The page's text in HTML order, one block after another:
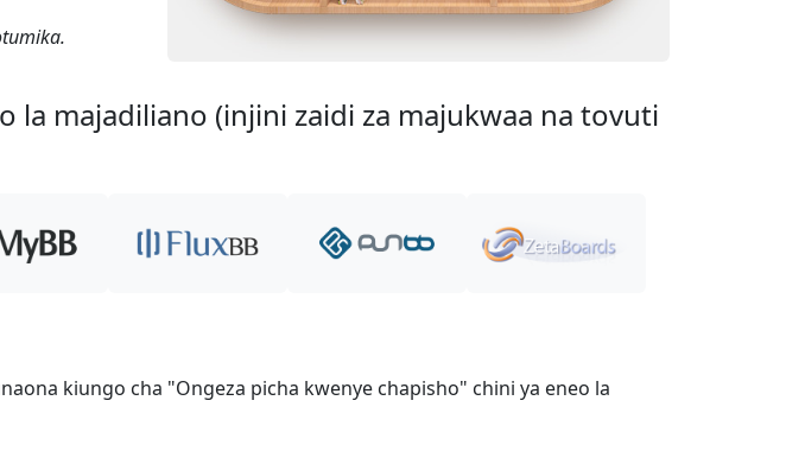
la majadiliano (injini zaidi za majukwaa na tovuti
kiungo cha "Ongeza picha kwenye chapisho" chini ya eneo la